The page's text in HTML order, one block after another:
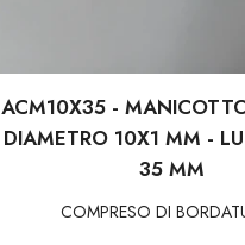
ACM10X35 -
DIAMETRO 10X1 MM -
35 MM
COMPRESO DI